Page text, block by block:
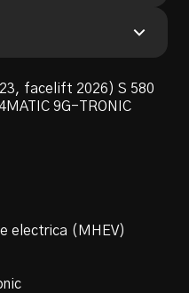
facelift 2026) S 580
9G-TRONIC
electrica (MHEV)
48 Luni
0.0%